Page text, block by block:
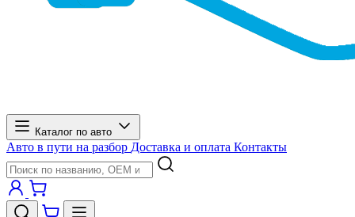
Каталог по авто
Авто в пути на разбор Доставка и оплата Контакты